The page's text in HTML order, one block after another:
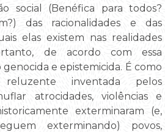
social (Benéfica para todos?
das racionalidades e das
elas existem nas realidades
de acordo com essa
e epistemicida. É como
inventada pelos
atrocidades, violências e
exterminaram (e,
exterminando) povos,